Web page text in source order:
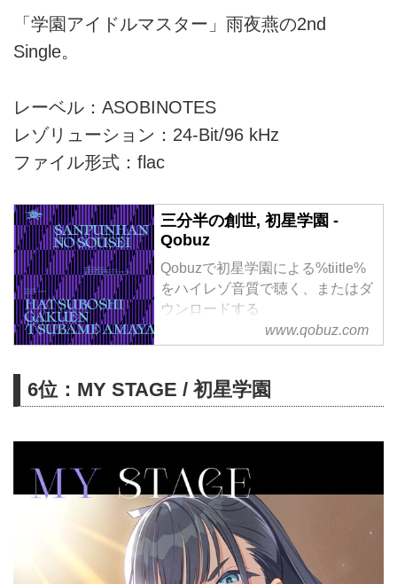
「学園アイドルマスター」雨夜燕の2nd
Single。
レーベル：ASOBINOTES
レゾリューション：24-Bit/96 kHz
ファイル形式：flac
三分半の創世, 初星学園 -
Qobuz
Qobuzで初星学園による%tiitle%
をハイレゾ音質で聴く、またはダ
ウンロードする
サブスクリプションは¥1,280/月
から
www.qobuz.com
6位：MY STAGE / 初星学園